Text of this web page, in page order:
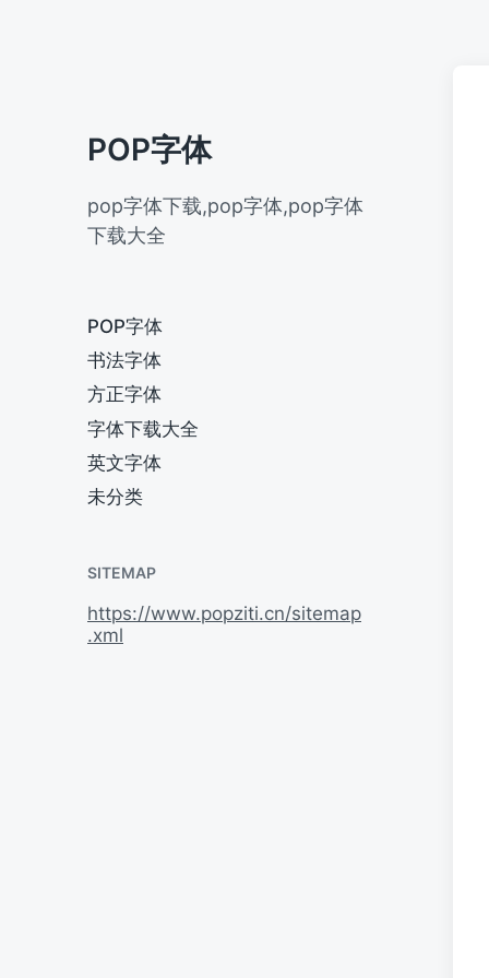
POP字体
pop字体下载,pop字体,pop字体
下载大全
POP字体
书法字体
方正字体
字体下载大全
英文字体
未分类
SITEMAP
https://www.popziti.cn/sitemap
.xml